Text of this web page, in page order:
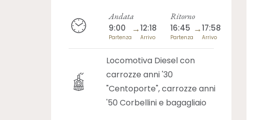
Andata
9:00
Partenza
→12:18
Arrivo
Ritorno
16:45
Partenza
→17:58
Arrivo
Locomotiva Diesel con
carrozze anni '30
"Centoporte", carrozze anni
'50 Corbellini e bagagliaio